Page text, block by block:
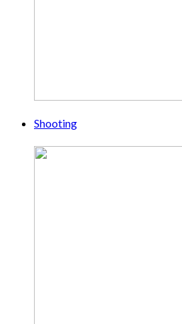
Shooting